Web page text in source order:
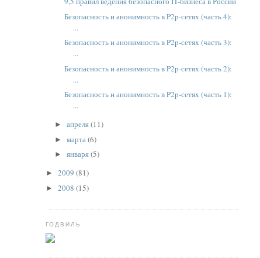
Безопасность и анонимность в P2p-сетях (часть 4):
...
Безопасность и анонимность в P2p-сетях (часть 3):
...
Безопасность и анонимность в P2p-сетях (часть 2):
...
Безопасность и анонимность в P2p-сетях (часть 1):
...
►апреля(11)
►марта(6)
►января(5)
► 2009 (81)
► 2008 (15)
ГОДВИЛЬ